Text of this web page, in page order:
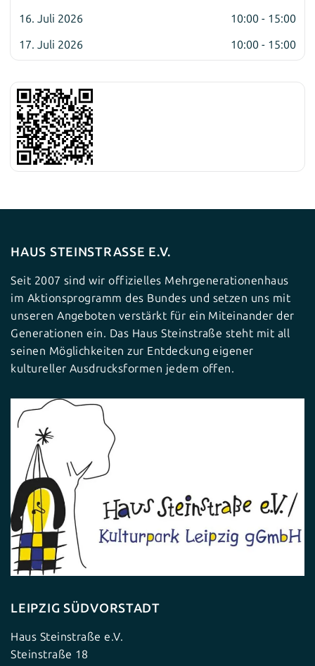
16. Juli 2026
10:00 - 15:00
17. Juli 2026
10:00 - 15:00
HAUS STEINSTRASSE E.V.
Seit 2007 sind wir offizielles Mehrgenerationenhaus
im Aktionsprogramm des Bundes und setzen uns mit
unseren Angeboten verstärkt für ein Miteinander der
Generationen ein. Das Haus Steinstraße steht mit all
seinen Möglichkeiten zur Entdeckung eigener
kultureller Ausdrucksformen jedem offen.
LEIPZIG SÜDVORSTADT
Haus Steinstraße e.V.
Steinstraße 18